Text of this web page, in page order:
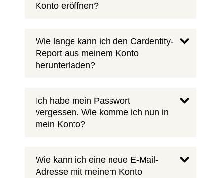
Konto eröffnen?
Wie lange kann ich den Cardentity-
Report aus meinem Konto
herunterladen?
Ich habe mein Passwort
vergessen. Wie komme ich nun in
mein Konto?
Wie kann ich eine neue E-Mail-
Adresse mit meinem Konto